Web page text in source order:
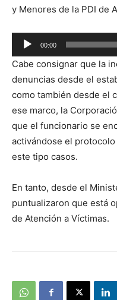
y Menores de la PDI de
Reproductor
de
audio
00:00
Cabe consignar que la
denuncias desde el
como también desde el
ese marco, la
que el funcionario se
activándose el
este tipo casos.
En tanto, desde el
puntualizaron que está
de Atención a Víctimas.